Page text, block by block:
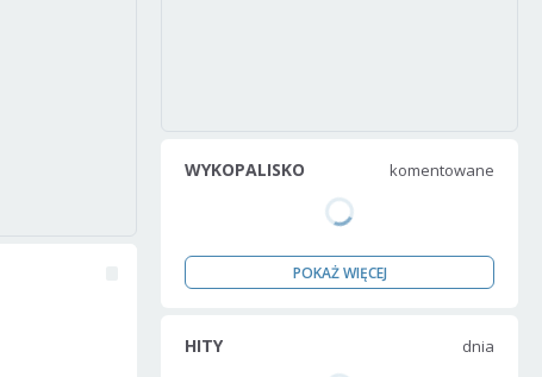
WYKOPALISKO komentowane
POKAŻ WIĘCEJ
HITY dnia